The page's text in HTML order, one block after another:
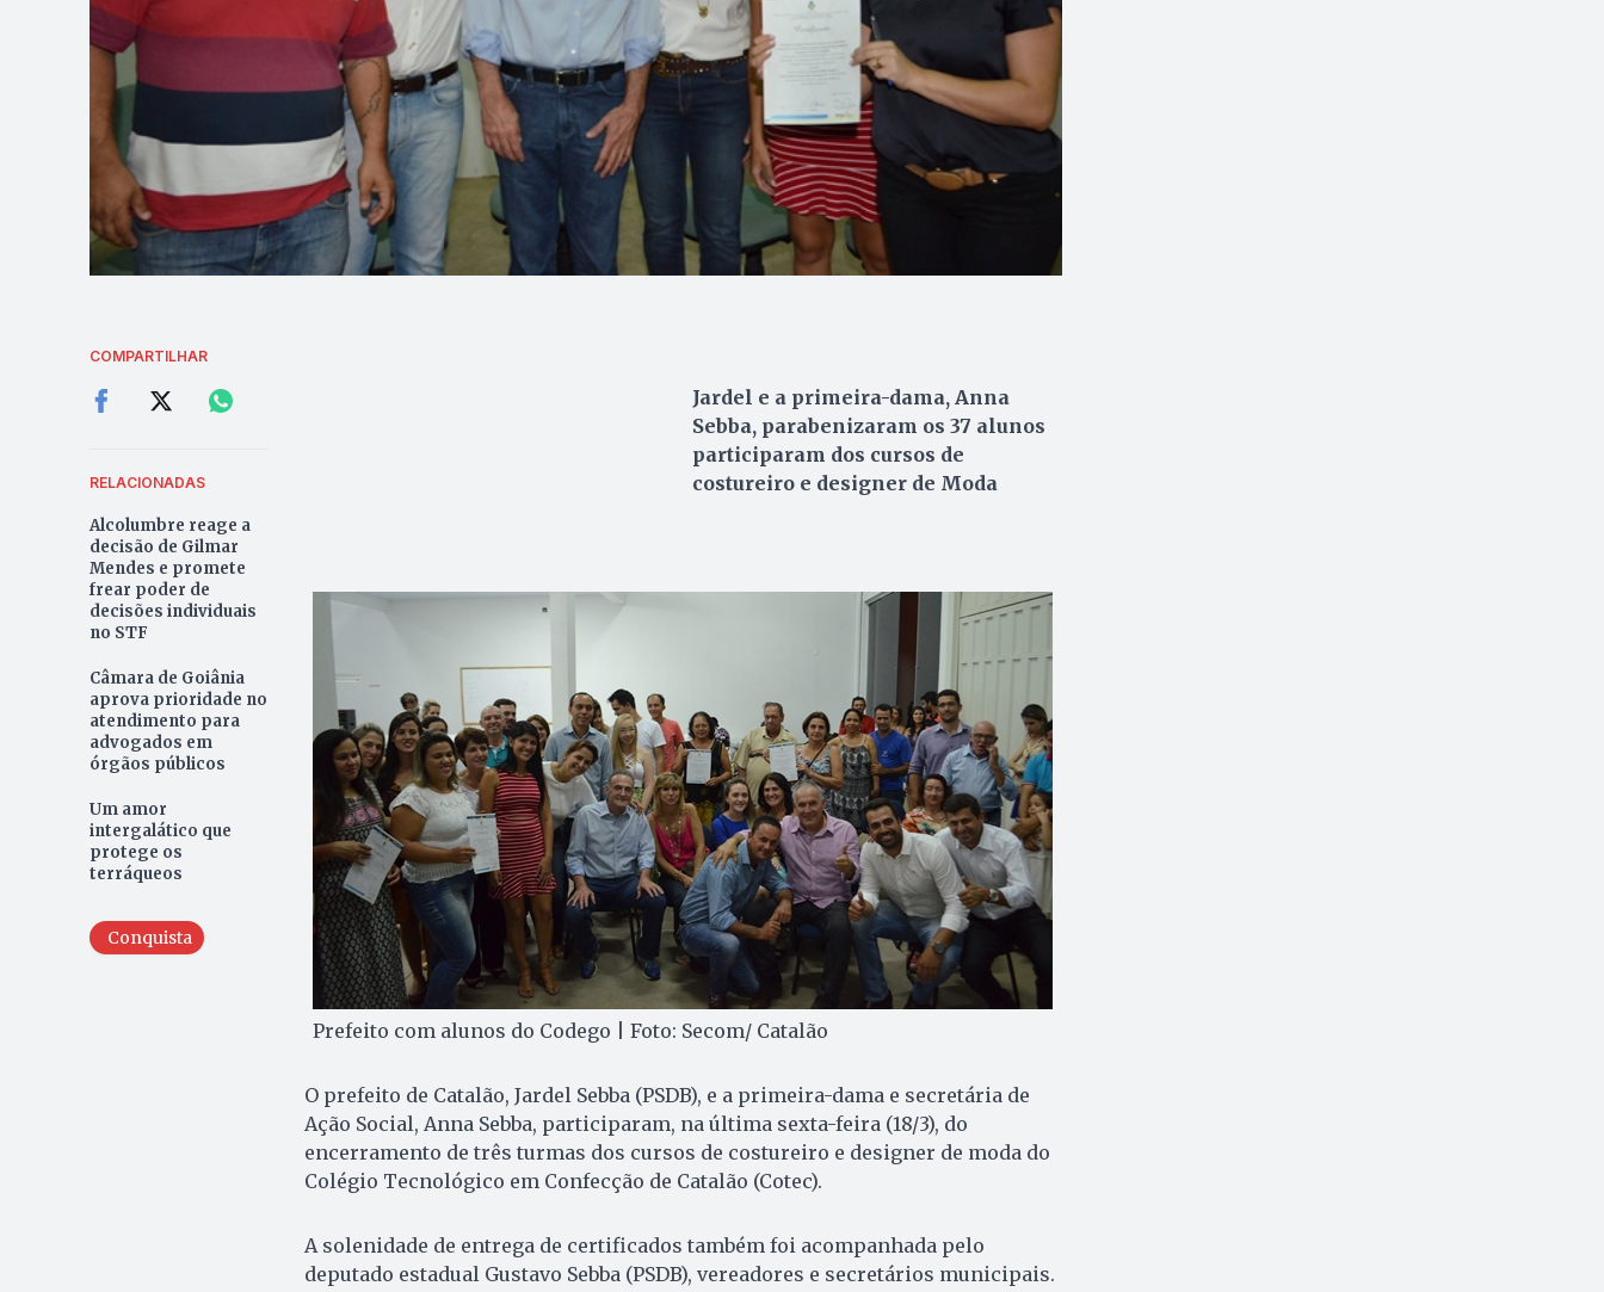
COMPARTILHAR
RELACIONADAS
Alcolumbre reage a
decisão de Gilmar
Mendes e promete
frear poder de
decisões individuais
no STF
Câmara de Goiânia
aprova prioridade no
atendimento para
advogados em
órgãos públicos
Um amor
intergalático que
protege os
terráqueos
Conquista
Jardel e a primeira-dama, Anna
Sebba, parabenizaram os 37 alunos
participaram dos cursos de
costureiro e designer de Moda
Prefeito com alunos do Codego | Foto: Secom/ Catalão
O prefeito de Catalão, Jardel Sebba (PSDB), e a primeira-dama e secretária de
Ação Social, Anna Sebba, participaram, na última sexta-feira (18/3), do
encerramento de três turmas dos cursos de costureiro e designer de moda do
Colégio Tecnológico em Confecção de Catalão (Cotec).
A solenidade de entrega de certificados também foi acompanhada pelo
deputado estadual Gustavo Sebba (PSDB), vereadores e secretários municipais.